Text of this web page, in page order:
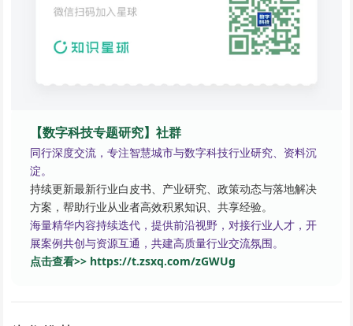
【数字科技专题研究】社群
同行深度交流，专注智慧城市与数字科技行业研究、资料沉
淀。
持续更新最新行业白皮书、产业研究、政策动态与落地解决
方案，帮助行业从业者高效积累知识、共享经验。
海量精华内容持续迭代，提供前沿视野，对接行业人才，开
展案例共创与资源互通，共建高质量行业交流氛围。
点击查看>> https://t.zsxq.com/zGWUg